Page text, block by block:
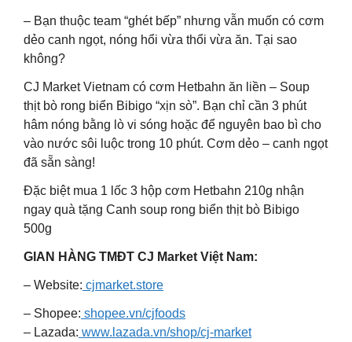
– Bạn thuộc team “ghét bếp” nhưng vẫn muốn có cơm
dẻo canh ngọt, nóng hổi vừa thổi vừa ăn. Tại sao
không?
CJ Market Vietnam có cơm Hetbahn ăn liền – Soup
thịt bò rong biển Bibigo “xịn sò”. Bạn chỉ cần 3 phút
hâm nóng bằng lò vi sóng hoặc để nguyên bao bì cho
vào nước sôi luộc trong 10 phút. Cơm dẻo – canh ngọt
đã sẵn sàng!
Đặc biệt mua 1 lốc 3 hộp cơm Hetbahn 210g nhận
ngay quà tặng Canh soup rong biển thịt bò Bibigo
500g
GIAN HÀNG TMĐT CJ Market Việt Nam:
– Website: cjmarket.store
– Shopee: shopee.vn/cjfoods
– Lazada: www.lazada.vn/shop/cj-market